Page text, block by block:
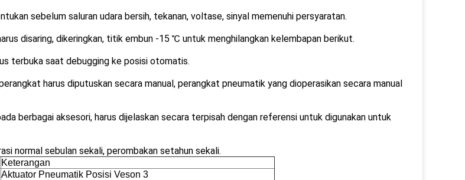
sebelum saluran udara bersih, tekanan, voltase, sinyal memenuhi persyaratan.
disaring, dikeringkan, titik embun -15 ℃ untuk menghilangkan kelembapan berikut.
terbuka saat debugging ke posisi otomatis.
harus diputuskan secara manual, perangkat pneumatik yang dioperasikan secara manual
berbagai aksesori, harus dijelaskan secara terpisah dengan referensi untuk digunakan untuk
normal sebulan sekali, perombakan setahun sekali.
Keterangan
Aktuator Pneumatik Posisi Veson 3